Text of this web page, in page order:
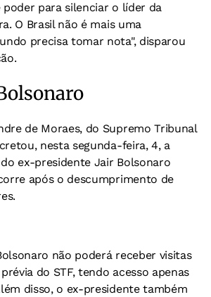
poder para silenciar o líder da
O Brasil não é mais uma
precisa tomar nota", disparou
de Moraes, do Supremo Tribunal
nesta segunda-feira, 4, a
ex-presidente Jair Bolsonaro
após o descumprimento de
não poderá receber visitas
do STF, tendo acesso apenas
disso, o ex-presidente também